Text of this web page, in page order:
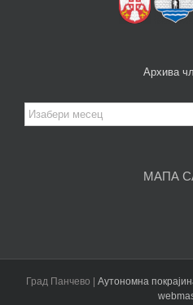
Архива
Архива
чланака
МАПА
Град Панчево | Аутономна